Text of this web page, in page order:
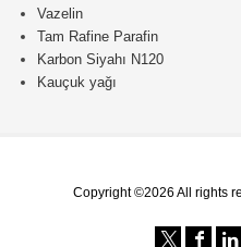
Vazelin
Tam Rafine Parafin
Karbon Siyahı N120
Kauçuk yağı
Copyright ©2026 All rights